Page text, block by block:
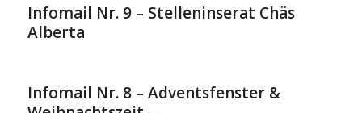
Infomail Nr. 9 – Stelleninserat Chäs
Alberta
Infomail Nr. 8 – Adventsfenster &